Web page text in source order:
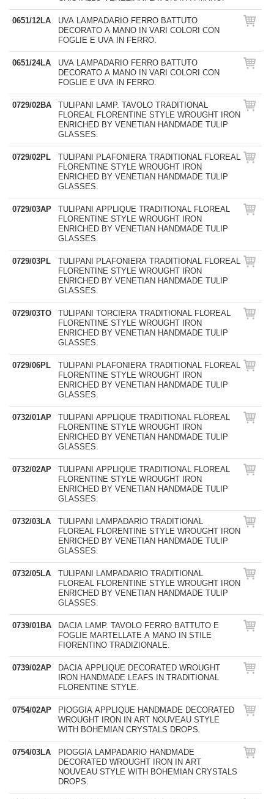
0651/12LA
UVA LAMPADARIO FERRO BATTUTO
DECORATO A MANO IN VARI COLORI CON
FOGLIE E UVA IN FERRO.
0651/24LA
UVA LAMPADARIO FERRO BATTUTO
DECORATO A MANO IN VARI COLORI CON
FOGLIE E UVA IN FERRO.
0729/02BA
TULIPANI LAMP. TAVOLO TRADITIONAL
FLOREAL FLORENTINE STYLE WROUGHT IRON
ENRICHED BY VENETIAN HANDMADE TULIP
GLASSES.
0729/02PL
TULIPANI PLAFONIERA TRADITIONAL FLOREAL
FLORENTINE STYLE WROUGHT IRON
ENRICHED BY VENETIAN HANDMADE TULIP
GLASSES.
0729/03AP
TULIPANI APPLIQUE TRADITIONAL FLOREAL
FLORENTINE STYLE WROUGHT IRON
ENRICHED BY VENETIAN HANDMADE TULIP
GLASSES.
0729/03PL
TULIPANI PLAFONIERA TRADITIONAL FLOREAL
FLORENTINE STYLE WROUGHT IRON
ENRICHED BY VENETIAN HANDMADE TULIP
GLASSES.
0729/03TO
TULIPANI TORCIERA TRADITIONAL FLOREAL
FLORENTINE STYLE WROUGHT IRON
ENRICHED BY VENETIAN HANDMADE TULIP
GLASSES.
0729/06PL
TULIPANI PLAFONIERA TRADITIONAL FLOREAL
FLORENTINE STYLE WROUGHT IRON
ENRICHED BY VENETIAN HANDMADE TULIP
GLASSES.
0732/01AP
TULIPANI APPLIQUE TRADITIONAL FLOREAL
FLORENTINE STYLE WROUGHT IRON
ENRICHED BY VENETIAN HANDMADE TULIP
GLASSES.
0732/02AP
TULIPANI APPLIQUE TRADITIONAL FLOREAL
FLORENTINE STYLE WROUGHT IRON
ENRICHED BY VENETIAN HANDMADE TULIP
GLASSES.
0732/03LA
TULIPANI LAMPADARIO TRADITIONAL
FLOREAL FLORENTINE STYLE WROUGHT IRON
ENRICHED BY VENETIAN HANDMADE TULIP
GLASSES.
0732/05LA
TULIPANI LAMPADARIO TRADITIONAL
FLOREAL FLORENTINE STYLE WROUGHT IRON
ENRICHED BY VENETIAN HANDMADE TULIP
GLASSES.
0739/01BA
DACIA LAMP. TAVOLO FERRO BATTUTO E
FOGLIE MARTELLATE A MANO IN STILE
FIORENTINO TRADIZIONALE.
0739/02AP
DACIA APPLIQUE DECORATED WROUGHT
IRON HANDMADE LEAFS IN TRADITIONAL
FLORENTINE STYLE.
0754/02AP
PIOGGIA APPLIQUE HANDMADE DECORATED
WROUGHT IRON IN ART NOUVEAU STYLE
WITH BOHEMIAN CRYSTALS DROPS.
0754/03LA
PIOGGIA LAMPADARIO HANDMADE
DECORATED WROUGHT IRON IN ART
NOUVEAU STYLE WITH BOHEMIAN CRYSTALS
DROPS.